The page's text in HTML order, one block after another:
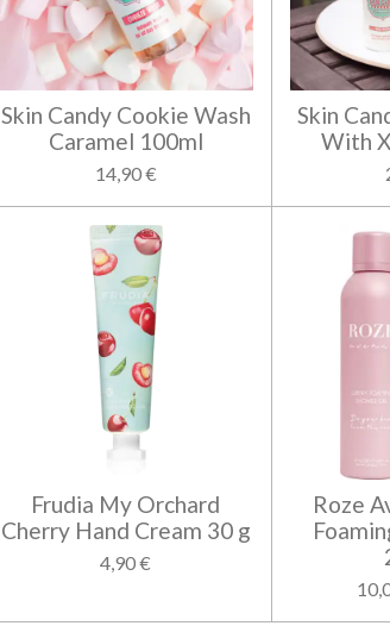
Skin Candy Cookie Wash
Caramel 100ml
14,90 €
Skin
With
Frudia My Orchard
Cherry Hand Cream 30 g
4,90 €
Roze